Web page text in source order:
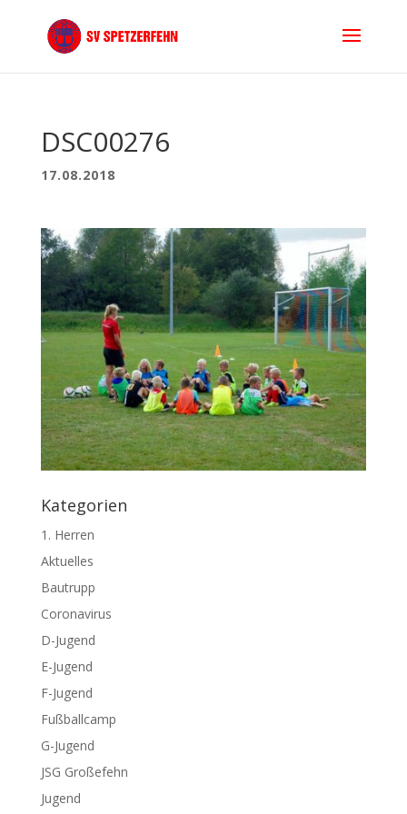
DSC00276
17.08.2018
Kategorien
1. Herren
Aktuelles
Bautrupp
Coronavirus
D-Jugend
E-Jugend
F-Jugend
Fußballcamp
G-Jugend
JSG Großefehn
Jugend